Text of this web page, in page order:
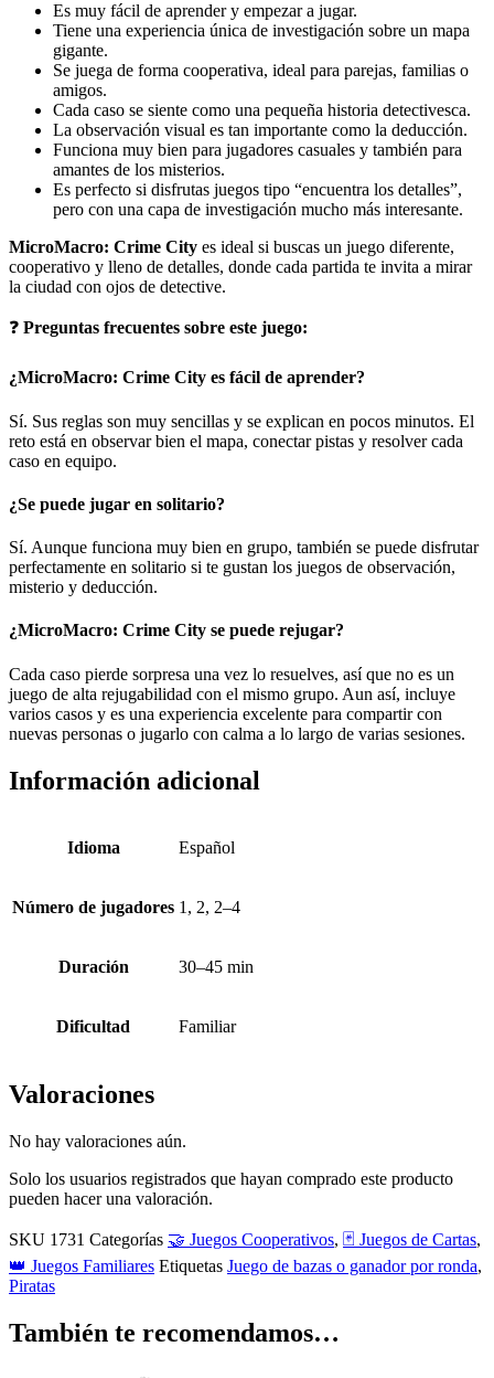
Es muy fácil de aprender y empezar a jugar.
Tiene una experiencia única de investigación sobre un mapa
gigante.
Se juega de forma cooperativa, ideal para parejas, familias o
amigos.
Cada caso se siente como una pequeña historia detectivesca.
La observación visual es tan importante como la deducción.
Funciona muy bien para jugadores casuales y también para
amantes de los misterios.
Es perfecto si disfrutas juegos tipo “encuentra los detalles”,
pero con una capa de investigación mucho más interesante.
MicroMacro: Crime City es ideal si buscas un juego diferente,
cooperativo y lleno de detalles, donde cada partida te invita a mirar
la ciudad con ojos de detective.
❓ Preguntas frecuentes sobre este juego:
¿MicroMacro: Crime City es fácil de aprender?
Sí. Sus reglas son muy sencillas y se explican en pocos minutos. El
reto está en observar bien el mapa, conectar pistas y resolver cada
caso en equipo.
¿Se puede jugar en solitario?
Sí. Aunque funciona muy bien en grupo, también se puede disfrutar
perfectamente en solitario si te gustan los juegos de observación,
misterio y deducción.
¿MicroMacro: Crime City se puede rejugar?
Cada caso pierde sorpresa una vez lo resuelves, así que no es un
juego de alta rejugabilidad con el mismo grupo. Aun así, incluye
varios casos y es una experiencia excelente para compartir con
nuevas personas o jugarlo con calma a lo largo de varias sesiones.
Información adicional
Idioma Español
Número de jugadores 1, 2, 2–4
Duración 30–45 min
Dificultad Familiar
Valoraciones
No hay valoraciones aún.
Solo los usuarios registrados que hayan comprado este producto
pueden hacer una valoración.
SKU 1731 Categorías 🤝 Juegos Cooperativos, 🃏 Juegos de Cartas,
👑 Juegos Familiares Etiquetas Juego de bazas o ganador por ronda,
Piratas
También te recomendamos…